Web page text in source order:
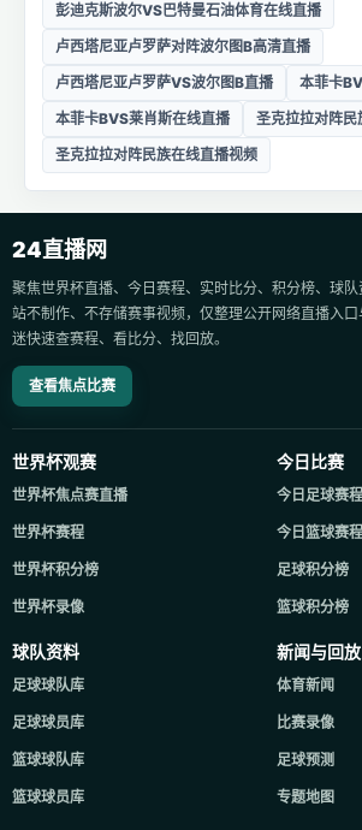
彭迪克斯波尔VS巴特曼石油体育在线直播
卢西塔尼亚卢罗萨对阵波尔图B高清直播
卢西塔尼亚卢罗萨VS波尔图B直播
本菲卡
本菲卡BVS莱肖斯在线直播
圣克拉拉对阵民
圣克拉拉对阵民族在线直播视频
24直播网
聚焦世界杯直播、今日赛程、实时比分、积分榜、球
站不制作、不存储赛事视频，仅整理公开网络直播入
迷快速查赛程、看比分、找回放。
查看焦点比赛
世界杯观赛
世界杯焦点赛直播
世界杯赛程
世界杯积分榜
世界杯录像
今日比赛
今日足球赛程
今日篮球赛程
足球积分榜
篮球积分榜
球队资料
足球球队库
足球球员库
篮球球队库
篮球球员库
新闻与回放
体育新闻
比赛录像
足球预测
专题地图